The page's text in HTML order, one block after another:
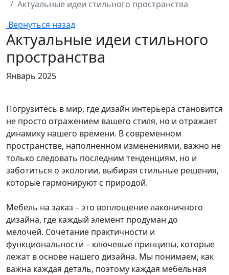
Актуальные идеи стильного пространства
Вернуться назад
Актуальные идеи стильного
пространства
Январь 2025
Погрузитесь в мир, где дизайн интерьера становится
не просто отражением вашего стиля, но и отражает
динамику нашего времени. В современном
пространстве, наполненном изменениями, важно не
только следовать последним тенденциям, но и
заботиться о экологии, выбирая стильные решения,
которые гармонируют с природой.
Мебель на заказ – это воплощение лаконичного
дизайна, где каждый элемент продуман до
мелочей. Сочетание практичности и
функциональности – ключевые принципы, которые
лежат в основе нашего дизайна. Мы понимаем, как
важна каждая деталь, поэтому каждая мебельная